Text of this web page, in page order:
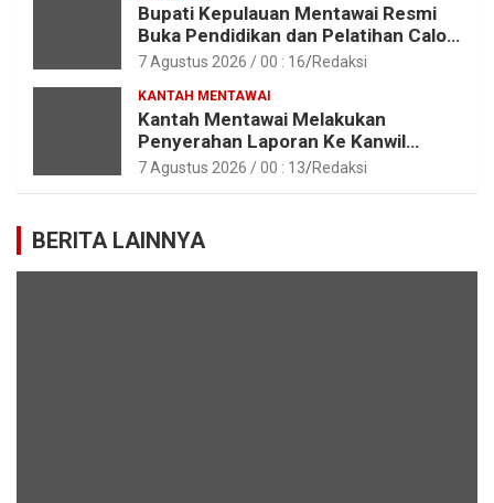
Bupati Kepulauan Mentawai Resmi
Buka Pendidikan dan Pelatihan Calon
Paskibraka Tahun 2026
7 Agustus 2026 / 00 : 16 Redaksi
KANTAH MENTAWAI
Kantah Mentawai Melakukan
Penyerahan Laporan Ke Kanwil
Kemen ATR/BPN RI Sumbar
7 Agustus 2026 / 00 : 13 Redaksi
BERITA LAINNYA